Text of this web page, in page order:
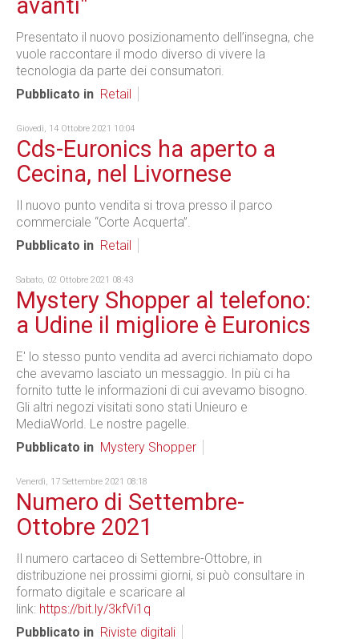
avanti"
Presentato il nuovo posizionamento dell’insegna, che
vuole raccontare il modo diverso di vivere la
tecnologia da parte dei consumatori.
Pubblicato in Retail
Giovedì, 14 Ottobre 2021 10:04
Cds-Euronics ha aperto a
Cecina, nel Livornese
Il nuovo punto vendita si trova presso il parco
commerciale “Corte Acquerta”.
Pubblicato in Retail
Sabato, 02 Ottobre 2021 08:43
Mystery Shopper al telefono:
a Udine il migliore è Euronics
E' lo stesso punto vendita ad averci richiamato dopo
che avevamo lasciato un messaggio. In più ci ha
fornito tutte le informazioni di cui avevamo bisogno.
Gli altri negozi visitati sono stati Unieuro e
MediaWorld. Le nostre pagelle.
Pubblicato in Mystery Shopper
Venerdì, 17 Settembre 2021 08:18
Numero di Settembre-
Ottobre 2021
Il numero cartaceo di Settembre-Ottobre, in
distribuzione nei prossimi giorni, si può consultare in
formato digitale e scaricare al
link: https://bit.ly/3kfVi1q
Pubblicato in Riviste digitali